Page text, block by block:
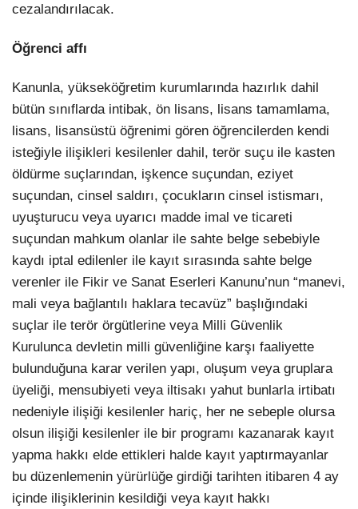
cezalandırılacak.
Öğrenci affı
Kanunla, yükseköğretim kurumlarında hazırlık dahil
bütün sınıflarda intibak, ön lisans, lisans tamamlama,
lisans, lisansüstü öğrenimi gören öğrencilerden kendi
isteğiyle ilişikleri kesilenler dahil, terör suçu ile kasten
öldürme suçlarından, işkence suçundan, eziyet
suçundan, cinsel saldırı, çocukların cinsel istismarı,
uyuşturucu veya uyarıcı madde imal ve ticareti
suçundan mahkum olanlar ile sahte belge sebebiyle
kaydı iptal edilenler ile kayıt sırasında sahte belge
verenler ile Fikir ve Sanat Eserleri Kanunu’nun “manevi,
mali veya bağlantılı haklara tecavüz” başlığındaki
suçlar ile terör örgütlerine veya Milli Güvenlik
Kurulunca devletin milli güvenliğine karşı faaliyette
bulunduğuna karar verilen yapı, oluşum veya gruplara
üyeliği, mensubiyeti veya iltisakı yahut bunlarla irtibatı
nedeniyle ilişiği kesilenler hariç, her ne sebeple olursa
olsun ilişiği kesilenler ile bir programı kazanarak kayıt
yapma hakkı elde ettikleri halde kayıt yaptırmayanlar
bu düzenlemenin yürürlüğe girdiği tarihten itibaren 4 ay
içinde ilişiklerinin kesildiği veya kayıt hakkı